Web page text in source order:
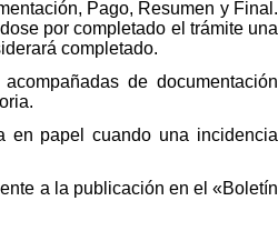
Pago, Resumen y Final.
por completado el trámite una
completado.
de documentación
en papel cuando una incidencia
a la publicación en el «Boletín